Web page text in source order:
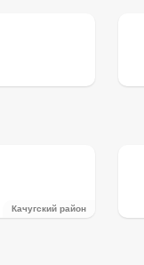
Качугский район